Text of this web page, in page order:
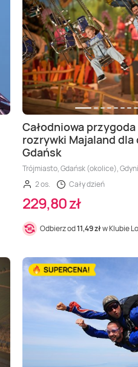
Całodniowa
rozrywki Majaland dla
Gdańsk
Trójmiasto, Gdańsk (okolice),
2 os.
Cały dzień
229,80 zł
Odbierz od11,49 złw Klubie